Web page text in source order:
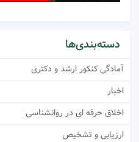
دسته‌بندی‌ها
آمادگی کنکور ارشد و دکتری
اخبار
اخلاق حرفه ای در روانشناسی
ارزیابی و تشخیص